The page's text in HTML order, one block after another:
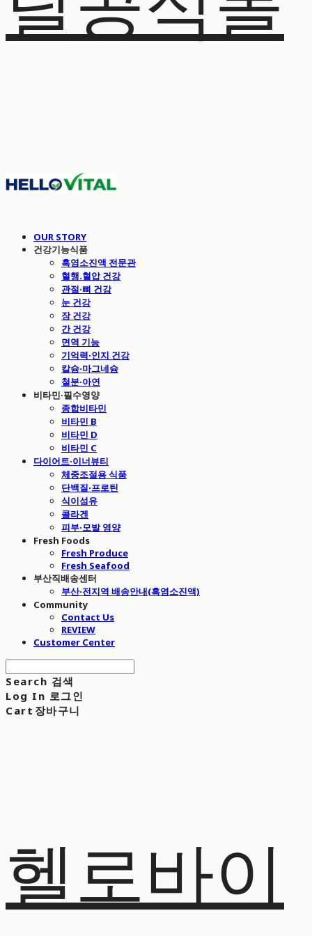
OUR STORY
건강기능식품
흑염소진액 전문관
혈행.혈압 건강
관절·뼈 건강
눈 건강
장 건강
간 건강
면역 기능
기억력·인지 건강
칼슘·마그네슘
철분·아연
비타민·필수영양
종합비타민
비타민 B
비타민 D
비타민 C
다이어트·이너뷰티
체중조절용 식품
단백질·프로틴
식이섬유
콜라겐
피부·모발 영양
Fresh Foods
Fresh Produce
Fresh Seafood
부산직배송센터
부산·전지역 배송안내(흑염소진액)
Community
Contact Us
REVIEW
Customer Center
Search 검색
Log In 로그인
Cart 장바구니
헬로바이